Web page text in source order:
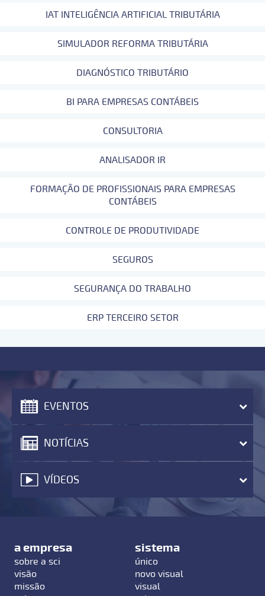
IAT INTELIGÊNCIA ARTIFICIAL TRIBUTÁRIA
SIMULADOR REFORMA TRIBUTÁRIA
DIAGNÓSTICO TRIBUTÁRIO
BI PARA EMPRESAS CONTÁBEIS
CONSULTORIA
ANALISADOR IR
FORMAÇÃO DE PROFISSIONAIS PARA EMPRESAS
CONTÁBEIS
CONTROLE DE PRODUTIVIDADE
SEGUROS
SEGURANÇA DO TRABALHO
ERP TERCEIRO SETOR
EVENTOS
NOTÍCIAS
VÍDEOS
a empresa
sobre a sci
visão
missão
sistema
único
novo visual
visual